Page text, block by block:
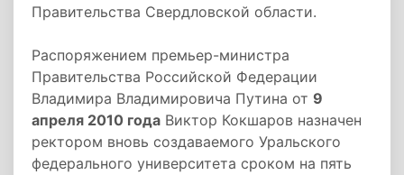
Правительства Свердловской области.
Распоряжением премьер-министра
Правительства Российской Федерации
Владимира Владимировича Путина от 9
апреля 2010 года Виктор Кокшаров назначен
ректором вновь создаваемого Уральского
федерального университета сроком на пять